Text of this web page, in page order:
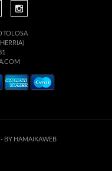
TOLOSA
BY HAMAIKAWEB